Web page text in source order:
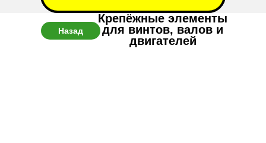
Крепёжные элементы
для винтов, валов и
двигателей
Назад